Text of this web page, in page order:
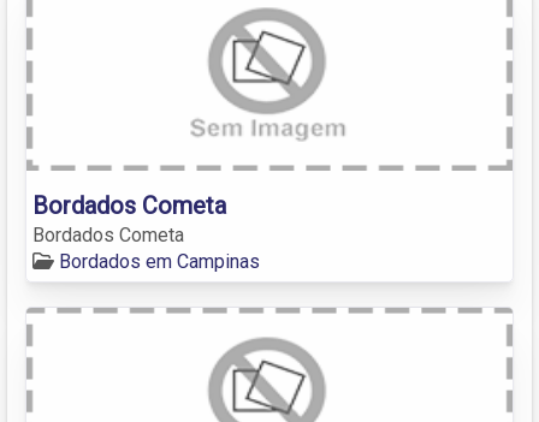
Bordados Cometa
Bordados Cometa
Bordados em Campinas